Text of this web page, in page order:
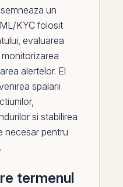
un
KYC folosit
evaluarea
alertelor. El
spalarii
si stabilirea
necesar pentru
termenul